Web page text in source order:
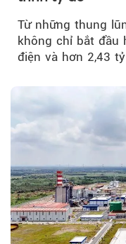
Từ những thung
không chỉ bắt đầu
điện và hơn 2,43